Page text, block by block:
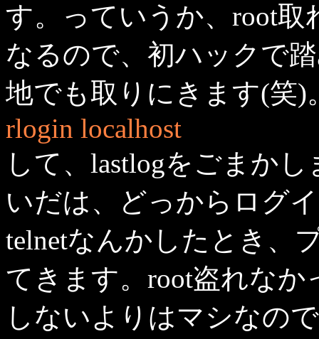
す。っていうか、root
なるので、初ハックで
地でも取りにきます(笑)
rlogin localhost
して、lastlogをごまか
いだは、どっからログ
telnetなんかしたとき、
てきます。root盗れなか
しないよりはマシなの